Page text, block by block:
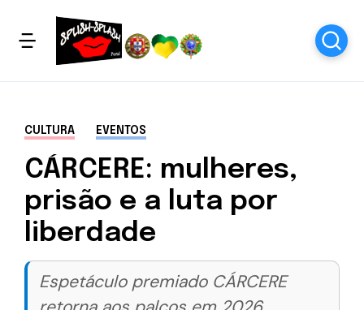
CULTURA EVENTOS
CÁRCERE: mulheres,
prisão e a luta por
liberdade
Espetáculo premiado CÁRCERE